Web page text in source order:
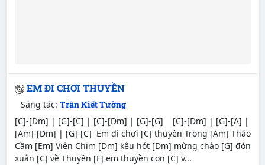
EM ĐI CHƠI THUYỀN
Sáng tác: Trần Kiết Tường
[C]-[Dm] | [G]-[C] | [C]-[Dm] | [G]-[G] [C]-[Dm] | [G]-[A] |
[Am]-[Dm] | [G]-[C] Em đi chơi [C] thuyền Trong [Am] Thảo
Cầm [Em] Viên Chim [Dm] kêu hót [Dm] mừng chào [G] đón
xuân [C] về Thuyền [F] em thuyền con [C] v...